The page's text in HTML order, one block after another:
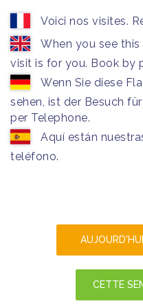
Voici nos visites.
When you see
visit is for you. Book by
Wenn Sie diese
sehen, ist der Besuch
per Telephone.
Aquí están
teléfono.
AUJOURD'HUI
CETTE